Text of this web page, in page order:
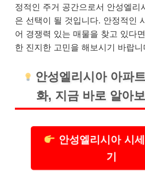
정적인 주거 공간으로서 안성엘리
은 선택이 될 것입니다. 안정적인
어 경쟁력 있는 매물을 찾고 있다
한 진지한 고민을 해보시기 바랍니
안성엘리시아 아파
화, 지금 바로 알아
안성엘리시아 시
기